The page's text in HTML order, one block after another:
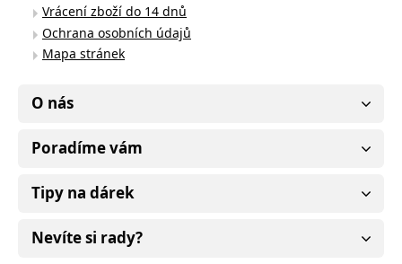
Vrácení zboží do 14 dnů
Ochrana osobních údajů
Mapa stránek
O nás
Poradíme vám
Tipy na dárek
Nevíte si rady?